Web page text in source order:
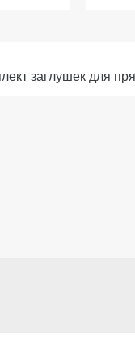
заглушек для